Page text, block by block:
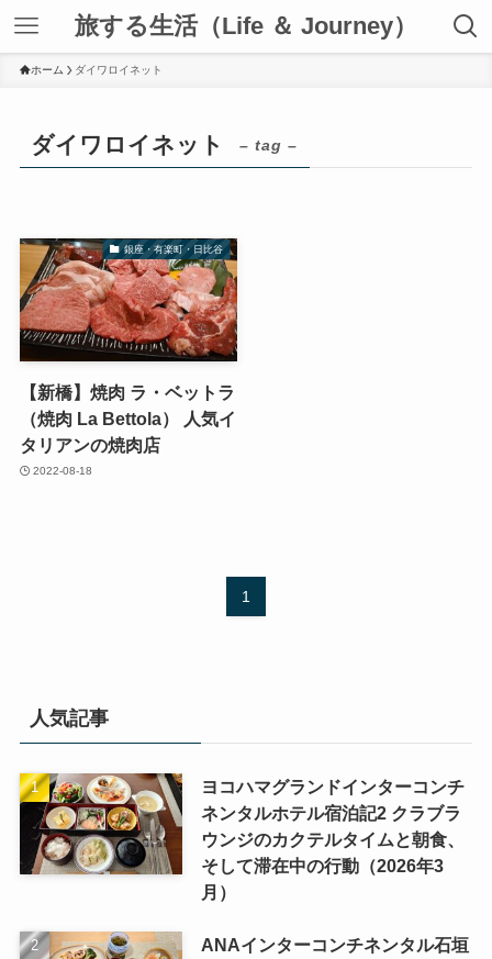
旅する生活（Life ＆ Journey）
ホーム ダイワロイネット
ダイワロイネット – tag –
銀座・有楽町・日比谷
【新橋】焼肉 ラ・ベットラ
（焼肉 La Bettola） 人気イ
タリアンの焼肉店
2022-08-18
1
人気記事
ヨコハマグランドインターコンチ
ネンタルホテル宿泊記2 クラブラ
ウンジのカクテルタイムと朝食、
そして滞在中の行動（2026年3
月）
ANAインターコンチネンタル石垣